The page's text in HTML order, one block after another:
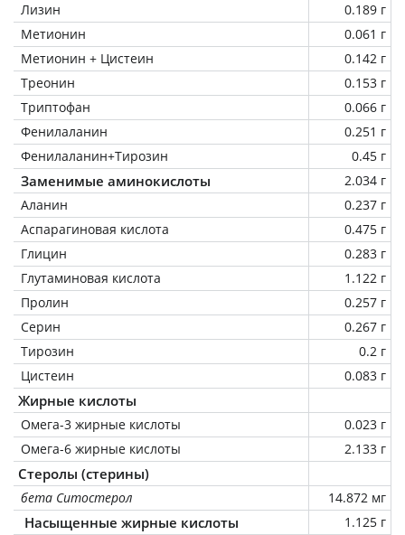
Лизин
0.189 г
Метионин
0.061 г
Метионин + Цистеин
0.142 г
Треонин
0.153 г
Триптофан
0.066 г
Фенилаланин
0.251 г
Фенилаланин+Тирозин
0.45 г
Заменимые аминокислоты
2.034 г
Аланин
0.237 г
Аспарагиновая кислота
0.475 г
Глицин
0.283 г
Глутаминовая кислота
1.122 г
Пролин
0.257 г
Серин
0.267 г
Тирозин
0.2 г
Цистеин
0.083 г
Жирные кислоты
Омега-3 жирные кислоты
0.023 г
Омега-6 жирные кислоты
2.133 г
Стеролы (стерины)
бета Ситостерол 14.872 мг
Насыщенные жирные кислоты
1.125 г